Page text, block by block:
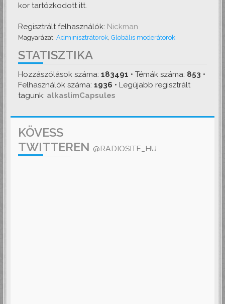
kor tartózkodott itt.
Regisztrált felhasználók: Nickman
Magyarázat: Adminisztrátorok Globális moderátorok
STATISZTIKA
Hozzászólások száma: 183491 • Témák száma: 853 •
Felhasználók száma: 1936 • Legújabb regisztrált
tagunk: alkaslimCapsules
KÖVESS
TWITTEREN @RADIOSITE_HU